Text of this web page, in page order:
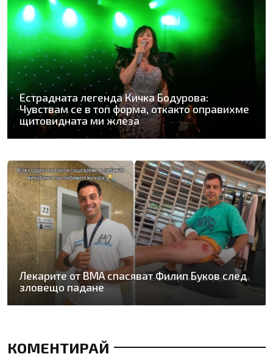
Естрадната легенда Кичка Бодурова:
Чувствам се в топ форма, откакто оправихме
щитовидната ми жлеза
Лекарите от ВМА спасяват Филип Буков след
зловещо падане
КОМЕНТИРАЙ